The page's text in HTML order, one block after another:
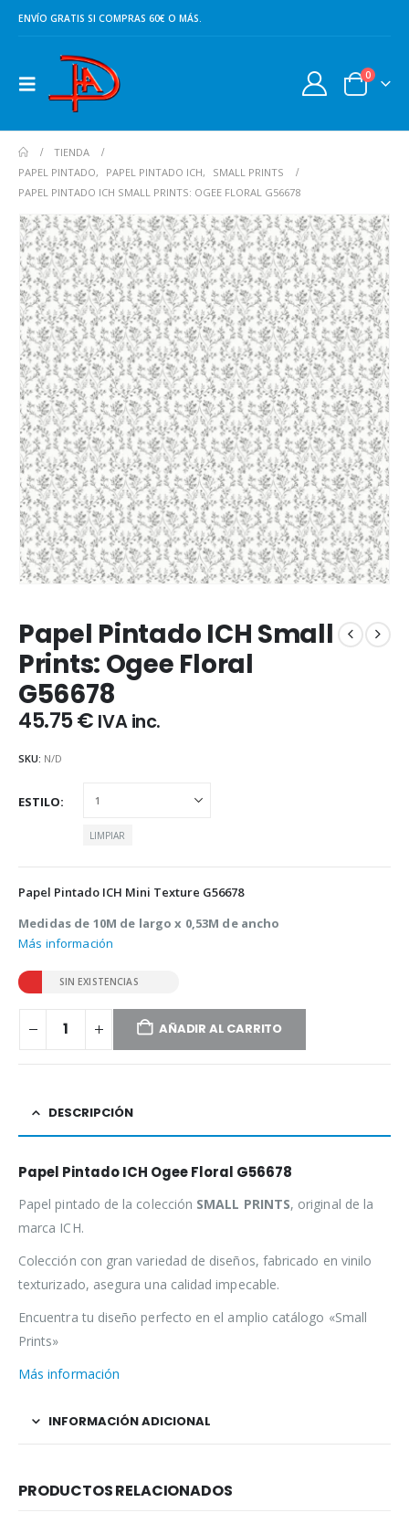
ENVÍO GRATIS SI COMPRAS 60€ O MÁS.
0
TIENDA
PAPEL PINTADO, PAPEL PINTADO ICH,
SMALL PRINTS
PAPEL PINTADO ICH SMALL PRINTS: OGEE FLORAL G56678
Papel Pintado ICH Small
Prints: Ogee Floral
G56678
45.75€ IVA inc.
SKU: N/D
ESTILO
LIMPIAR
Papel Pintado ICH Mini Texture G56678
Medidas de 10M de largo x 0,53M de ancho
Más información
SIN EXISTENCIAS
AÑADIR AL CARRITO
DESCRIPCIÓN
Papel Pintado ICH Ogee Floral G56678
Papel pintado de la colección SMALL PRINTS, original de la
marca ICH.
Colección con gran variedad de diseños, fabricado en vinilo
texturizado, asegura una calidad impecable.
Encuentra tu diseño perfecto en el amplio catálogo «Small
Prints»
Más información
INFORMACIÓN ADICIONAL
PRODUCTOS RELACIONADOS